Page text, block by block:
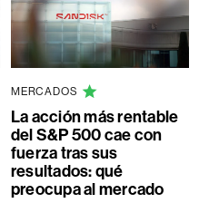
MERCADOS
La acción más rentable
del S&P 500 cae con
fuerza tras sus
resultados: qué
preocupa al mercado